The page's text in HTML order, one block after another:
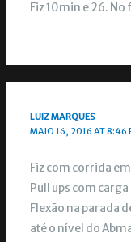
Fiz 10min e 26.
LUIZ MARQUES
MAIO 16, 2016 AT 8:46
Fiz com corrida
Pull ups com
Flexão na parada
até o nível do